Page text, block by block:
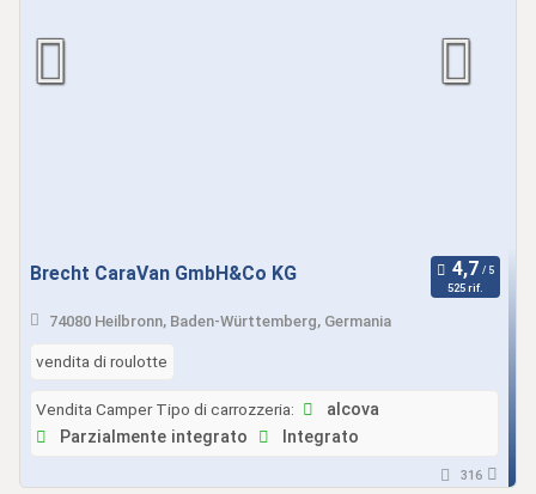
Brecht CaraVan GmbH&Co KG
525 rif.
74080 Heilbronn, Baden-Württemberg, Germania
vendita di roulotte
Vendita Camper Tipo di carrozzeria:
alcova
Parzialmente integrato
Integrato
316